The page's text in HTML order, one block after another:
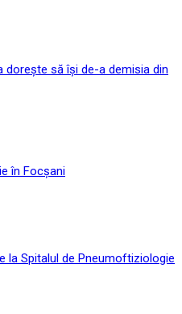
dorește să își de-a demisia din
în Focșani
la Spitalul de Pneumoftiziologie